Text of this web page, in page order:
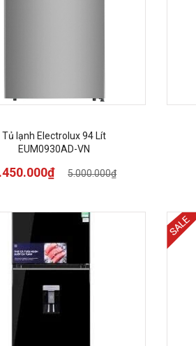
Tủ lạnh Electrolux 94 Lít
EUM0930AD-VN
5.000.000₫